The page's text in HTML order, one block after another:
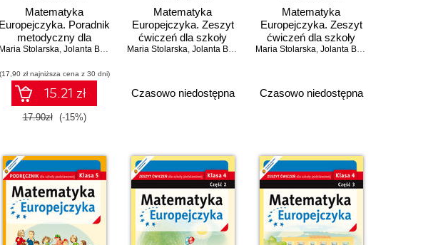
Matematyka
Europejczyka. Poradnik
metodyczny dla
nauczycieli matematyki
Klasa 4
Maria Stolarska, Jolanta Borzyszkowska
(17,90 zł najniższa cena z 30 dni)
15.21 zł
17.90zł (-15%)
Matematyka
Europejczyka. Zeszyt
ćwiczeń dla szkoły
podstawowej. Klasa 6.
Maria Stolarska, Jolanta Borzyszkowska
Czasowo niedostępna
Matematyka
Europejczyka. Zeszyt
ćwiczeń dla szkoły
podstawowej. Klasa 6.
Maria Stolarska, Jolanta Borzyszkowska
Czasowo niedostępna